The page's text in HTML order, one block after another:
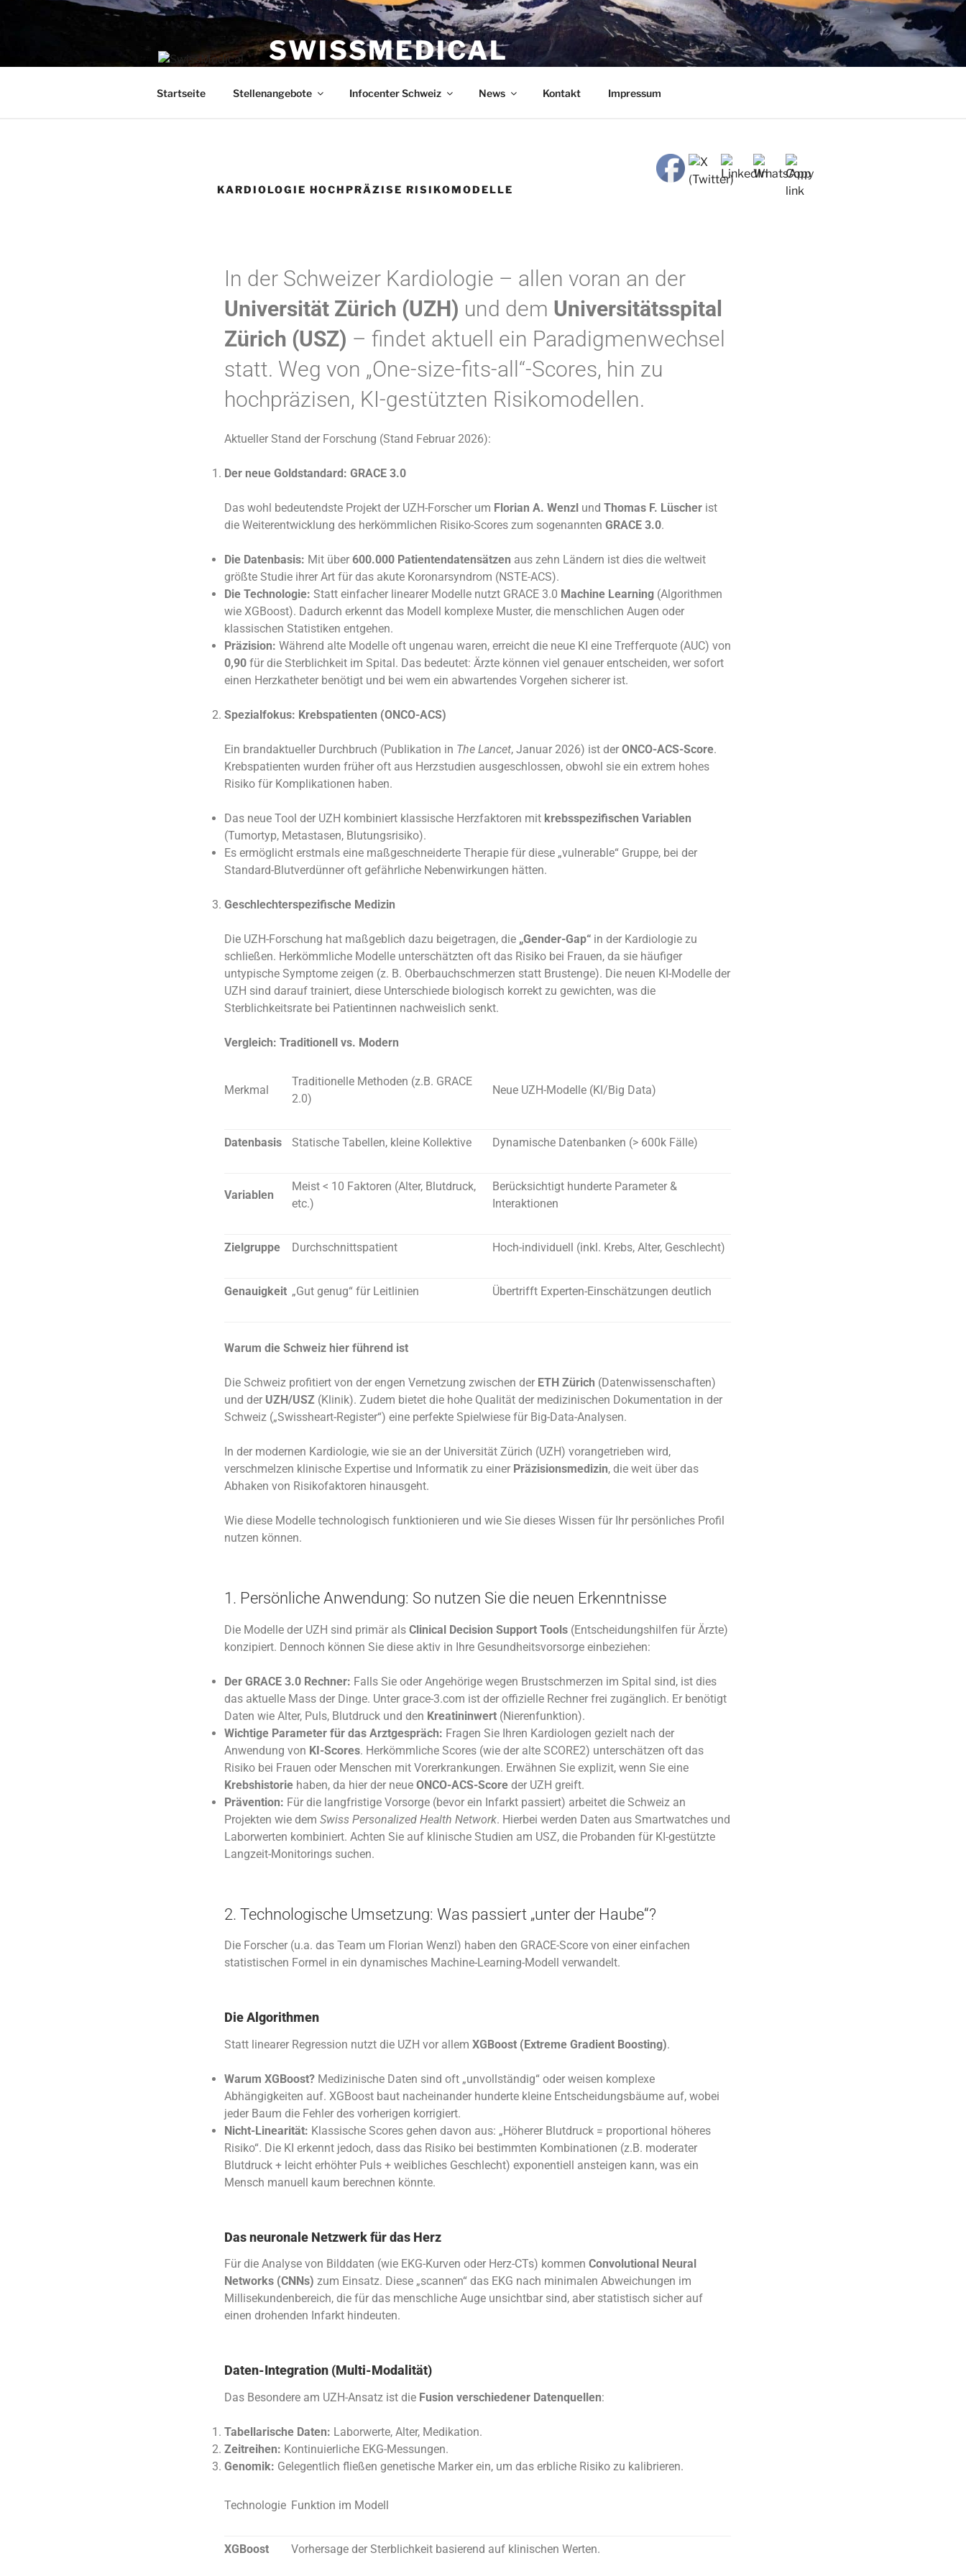
SWISSMEDICAL
Startseite Stellenangebote Infocenter Schweiz News Kontakt Impressum
KARDIOLOGIE HOCHPRÄZISE RISIKOMODELLE
In der Schweizer Kardiologie – allen voran an der
Universität Zürich (UZH) und dem Universitätsspital
Zürich (USZ) – findet aktuell ein Paradigmenwechsel
statt. Weg von „One-size-fits-all“-Scores, hin zu
hochpräzisen, KI-gestützten Risikomodellen.
Aktueller Stand der Forschung (Stand Februar 2026):
Der neue Goldstandard: GRACE 3.0
Das wohl bedeutendste Projekt der UZH-Forscher um Florian A. Wenzl und Thomas F. Lüscher ist
die Weiterentwicklung des herkömmlichen Risiko-Scores zum sogenannten GRACE 3.0.
Die Datenbasis: Mit über 600.000 Patientendatensätzen aus zehn Ländern ist dies die weltweit
größte Studie ihrer Art für das akute Koronarsyndrom (NSTE-ACS).
Die Technologie: Statt einfacher linearer Modelle nutzt GRACE 3.0 Machine Learning (Algorithmen
wie XGBoost). Dadurch erkennt das Modell komplexe Muster, die menschlichen Augen oder
klassischen Statistiken entgehen.
Präzision: Während alte Modelle oft ungenau waren, erreicht die neue KI eine Trefferquote (AUC) von
0,90 für die Sterblichkeit im Spital. Das bedeutet: Ärzte können viel genauer entscheiden, wer sofort
einen Herzkatheter benötigt und bei wem ein abwartendes Vorgehen sicherer ist.
Spezialfokus: Krebspatienten (ONCO-ACS)
Ein brandaktueller Durchbruch (Publikation in The Lancet, Januar 2026) ist der ONCO-ACS-Score.
Krebspatienten wurden früher oft aus Herzstudien ausgeschlossen, obwohl sie ein extrem hohes
Risiko für Komplikationen haben.
Das neue Tool der UZH kombiniert klassische Herzfaktoren mit krebsspezifischen Variablen
(Tumortyp, Metastasen, Blutungsrisiko).
Es ermöglicht erstmals eine maßgeschneiderte Therapie für diese „vulnerable“ Gruppe, bei der
Standard-Blutverdünner oft gefährliche Nebenwirkungen hätten.
Geschlechterspezifische Medizin
Die UZH-Forschung hat maßgeblich dazu beigetragen, die „Gender-Gap“ in der Kardiologie zu
schließen. Herkömmliche Modelle unterschätzten oft das Risiko bei Frauen, da sie häufiger
untypische Symptome zeigen (z. B. Oberbauchschmerzen statt Brustenge). Die neuen KI-Modelle der
UZH sind darauf trainiert, diese Unterschiede biologisch korrekt zu gewichten, was die
Sterblichkeitsrate bei Patientinnen nachweislich senkt.
Vergleich: Traditionell vs. Modern
Merkmal
Traditionelle Methoden (z.B. GRACE
2.0)
Neue UZH-Modelle (KI/Big Data)
Datenbasis Statische Tabellen, kleine Kollektive Dynamische Datenbanken (> 600k Fälle)
Variablen
Meist < 10 Faktoren (Alter, Blutdruck,
etc.)
Berücksichtigt hunderte Parameter &
Interaktionen
Zielgruppe Durchschnittspatient Hoch-individuell (inkl. Krebs, Alter, Geschlecht)
Genauigkeit „Gut genug“ für Leitlinien Übertrifft Experten-Einschätzungen deutlich
Warum die Schweiz hier führend ist
Die Schweiz profitiert von der engen Vernetzung zwischen der ETH Zürich (Datenwissenschaften)
und der UZH/USZ (Klinik). Zudem bietet die hohe Qualität der medizinischen Dokumentation in der
Schweiz („Swissheart-Register“) eine perfekte Spielwiese für Big-Data-Analysen.
In der modernen Kardiologie, wie sie an der Universität Zürich (UZH) vorangetrieben wird,
verschmelzen klinische Expertise und Informatik zu einer Präzisionsmedizin, die weit über das
Abhaken von Risikofaktoren hinausgeht.
Wie diese Modelle technologisch funktionieren und wie Sie dieses Wissen für Ihr persönliches Profil
nutzen können.
1. Persönliche Anwendung: So nutzen Sie die neuen Erkenntnisse
Die Modelle der UZH sind primär als Clinical Decision Support Tools (Entscheidungshilfen für Ärzte)
konzipiert. Dennoch können Sie diese aktiv in Ihre Gesundheitsvorsorge einbeziehen:
Der GRACE 3.0 Rechner: Falls Sie oder Angehörige wegen Brustschmerzen im Spital sind, ist dies
das aktuelle Mass der Dinge. Unter grace-3.com ist der offizielle Rechner frei zugänglich. Er benötigt
Daten wie Alter, Puls, Blutdruck und den Kreatininwert (Nierenfunktion).
Wichtige Parameter für das Arztgespräch: Fragen Sie Ihren Kardiologen gezielt nach der
Anwendung von KI-Scores. Herkömmliche Scores (wie der alte SCORE2) unterschätzen oft das
Risiko bei Frauen oder Menschen mit Vorerkrankungen. Erwähnen Sie explizit, wenn Sie eine
Krebshistorie haben, da hier der neue ONCO-ACS-Score der UZH greift.
Prävention: Für die langfristige Vorsorge (bevor ein Infarkt passiert) arbeitet die Schweiz an
Projekten wie dem Swiss Personalized Health Network. Hierbei werden Daten aus Smartwatches und
Laborwerten kombiniert. Achten Sie auf klinische Studien am USZ, die Probanden für KI-gestützte
Langzeit-Monitorings suchen.
2. Technologische Umsetzung: Was passiert „unter der Haube“?
Die Forscher (u.a. das Team um Florian Wenzl) haben den GRACE-Score von einer einfachen
statistischen Formel in ein dynamisches Machine-Learning-Modell verwandelt.
Die Algorithmen
Statt linearer Regression nutzt die UZH vor allem XGBoost (Extreme Gradient Boosting).
Warum XGBoost? Medizinische Daten sind oft „unvollständig“ oder weisen komplexe
Abhängigkeiten auf. XGBoost baut nacheinander hunderte kleine Entscheidungsbäume auf, wobei
jeder Baum die Fehler des vorherigen korrigiert.
Nicht-Linearität: Klassische Scores gehen davon aus: „Höherer Blutdruck = proportional höheres
Risiko“. Die KI erkennt jedoch, dass das Risiko bei bestimmten Kombinationen (z.B. moderater
Blutdruck + leicht erhöhter Puls + weibliches Geschlecht) exponentiell ansteigen kann, was ein
Mensch manuell kaum berechnen könnte.
Das neuronale Netzwerk für das Herz
Für die Analyse von Bilddaten (wie EKG-Kurven oder Herz-CTs) kommen Convolutional Neural
Networks (CNNs) zum Einsatz. Diese „scannen“ das EKG nach minimalen Abweichungen im
Millisekundenbereich, die für das menschliche Auge unsichtbar sind, aber statistisch sicher auf
einen drohenden Infarkt hindeuten.
Daten-Integration (Multi-Modalität)
Das Besondere am UZH-Ansatz ist die Fusion verschiedener Datenquellen:
Tabellarische Daten: Laborwerte, Alter, Medikation.
Zeitreihen: Kontinuierliche EKG-Messungen.
Genomik: Gelegentlich fließen genetische Marker ein, um das erbliche Risiko zu kalibrieren.
Technologie Funktion im Modell
XGBoost Vorhersage der Sterblichkeit basierend auf klinischen Werten.